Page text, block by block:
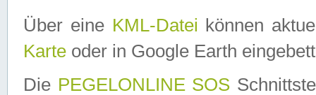
Über eine KML-Datei können
Karte oder in Google Earth
Die PEGELONLINE SOS